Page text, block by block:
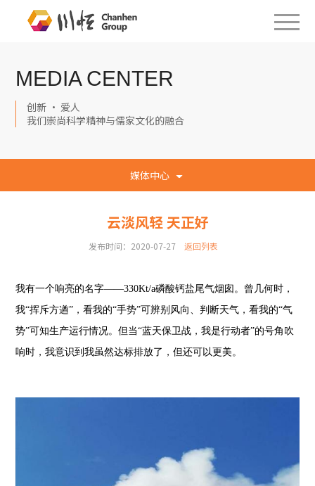
MEDIA CENTER
创新 · 爱人
我们崇尚科学精神与儒家文化的融合
媒体中心
云淡风轻 天正好
发布时间：2020-07-27 返回列表
我有一个响亮的名字——330Kt/a磷酸钙盐尾气烟囱。曾几何时，
我“挥斥方遒”，看我的“手势”可辨别风向、判断天气，看我的“气
势”可知生产运行情况。但当“蓝天保卫战，我是行动者”的号角吹
响时，我意识到我虽然达标排放了，但还可以更美。